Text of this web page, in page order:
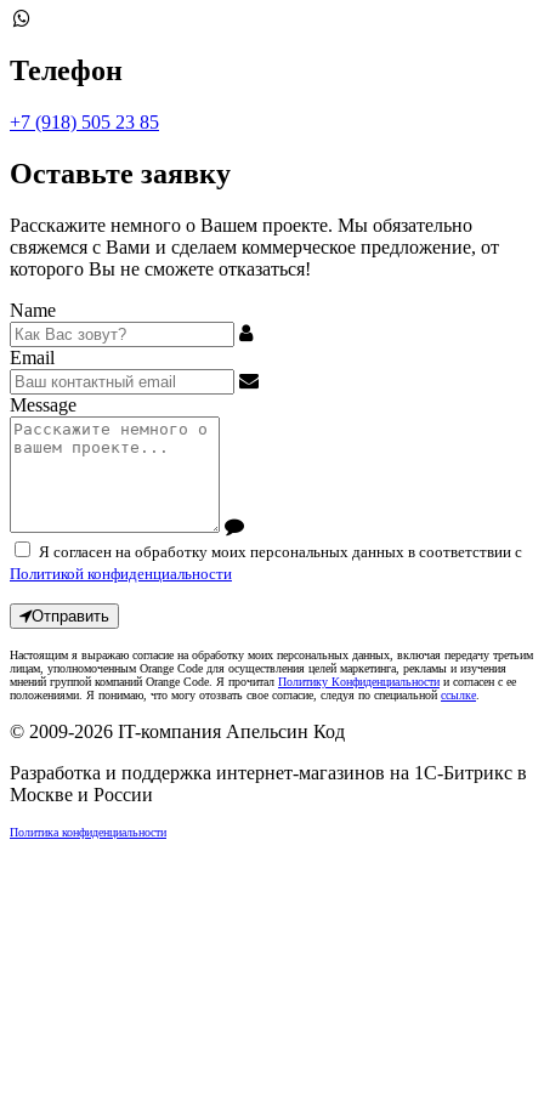
Телефон
+7 (918) 505 23 85
Оставьте заявку
Расскажите немного о Вашем проекте. Мы обязательно
свяжемся с Вами и сделаем коммерческое предложение, от
которого Вы не сможете отказаться!
Name
Email
Message
Я согласен на обработку моих персональных данных в соответствии с
Политикой конфиденциальности
Отправить
Настоящим я выражаю согласие на обработку моих персональных данных, включая передачу третьим
лицам, уполномоченным Orange Code для осуществления целей маркетинга, рекламы и изучения
мнений группой компаний Orange Code. Я прочитал Политику Конфиденциальности и согласен с ее
положениями. Я понимаю, что могу отозвать свое согласие, следуя по специальной ссылке
© 2009-2026 IT-компания Апельсин Код
Разработка и поддержка интернет-магазинов на 1С-Битрикс в
Москве и России
Политика конфиденциальности